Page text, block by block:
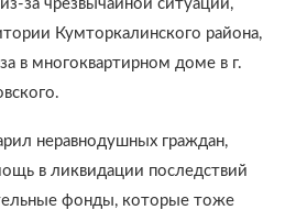
за чрезвычайной ситуации,
Кумторкалинского района,
в многоквартирном доме в г.
неравнодушных граждан,
в ликвидации последствий
фонды, которые тоже